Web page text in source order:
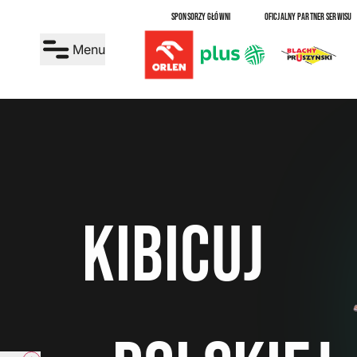
Menu
SPONSORZY GŁÓWNI OFICJALNY PARTNER SERWISU
kibicuj